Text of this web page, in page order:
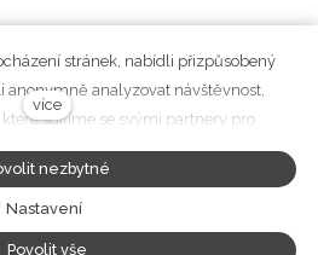
737 282 783
běží nasolidpixels
stránek, nabídli přizpůsobený
anonymně analyzovat návštěvnost,
sdílíme se svými partnery pro
Jejich nastavení upravíte odkazem
jej můžete změnit v patičce webu.
v našich Zásadách ochrany osobních
Souhlasíte s používáním cookies?
více
nezbytné
Nastavení
Povolit vše